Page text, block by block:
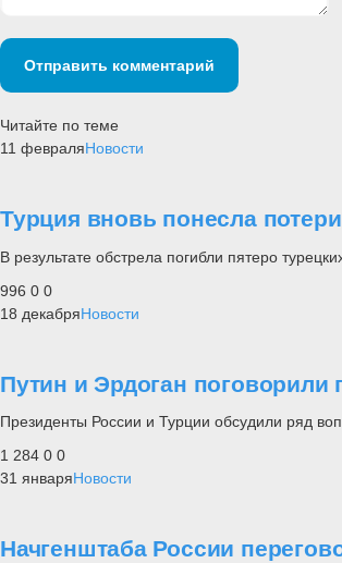
Отправить комментарий
Читайте по теме
11 февраляНовости
Турция вновь понесла
В результате обстрела погибли пятеро
996 0 0
18 декабряНовости
Путин и Эрдоган поговорили
Президенты России и Турции обсудили ряд
1 284 0 0
31 январяНовости
Начгенштаба России